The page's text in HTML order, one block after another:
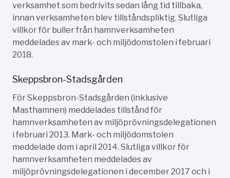
verksamhet som bedrivits sedan lång tid tillbaka,
innan verksamheten blev tillståndspliktig. Slutliga
villkor för buller från hamnverksamheten
meddelades av mark- och miljödomstolen i februari
2018.
Skeppsbron-Stadsgården
För Skeppsbron-Stadsgården (inklusive
Masthamnen) meddelades tillstånd för
hamnverksamheten av miljöprövningsdelegationen
i februari 2013. Mark- och miljödomstolen
meddelade dom i april 2014. Slutliga villkor för
hamnverksamheten meddelades av
miljöprövningsdelegationen i december 2017 och i